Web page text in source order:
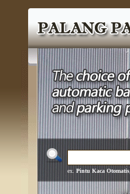
ex. Pintu Kaca Otomatis,